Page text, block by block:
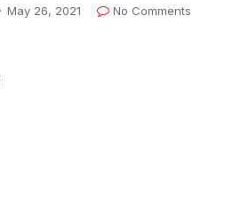
May 26, 2021
No Comments